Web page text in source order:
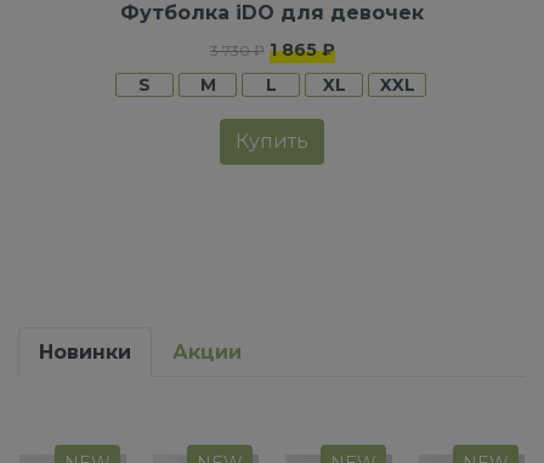
Футболка iDO для девочек
3 730 ₽ 1 865 ₽
S
M L XL XXL
Купить
Новинки Акции